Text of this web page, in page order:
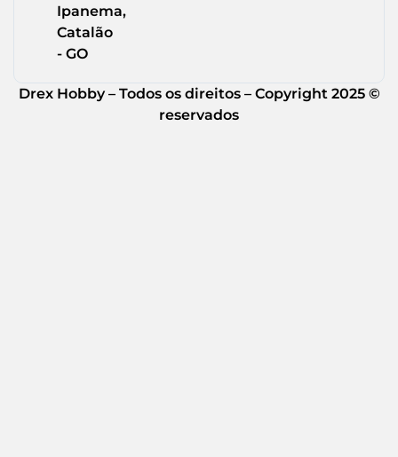
Ipanema,
Catalão
- GO
Drex Hobby – Todos os direitos – Copyright 2025 ©
reservados